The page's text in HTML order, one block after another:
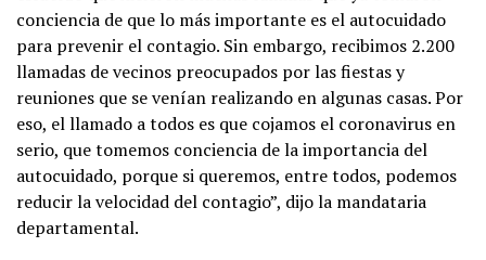
conciencia de que lo más importante es el autocuidado
para prevenir el contagio. Sin embargo, recibimos 2.200
llamadas de vecinos preocupados por las fiestas y
reuniones que se venían realizando en algunas casas. Por
eso, el llamado a todos es que cojamos el coronavirus en
serio, que tomemos conciencia de la importancia del
autocuidado, porque si queremos, entre todos, podemos
reducir la velocidad del contagio”, dijo la mandataria
departamental.